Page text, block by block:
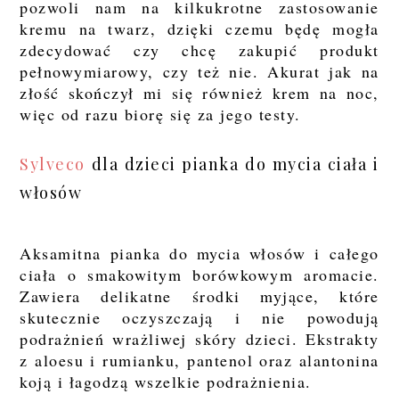
pozwoli nam na kilkukrotne zastosowanie
kremu na twarz, dzięki czemu będę mogła
zdecydować czy chcę zakupić produkt
pełnowymiarowy, czy też nie. Akurat jak na
złość skończył mi się również krem na noc,
więc od razu biorę się za jego testy.
Sylveco dla dzieci pianka do mycia ciała i
włosów
Aksamitna pianka do mycia włosów i całego
ciała o smakowitym borówkowym aromacie.
Zawiera delikatne środki myjące, które
skutecznie oczyszczają i nie powodują
podrażnień wrażliwej skóry dzieci. Ekstrakty
z aloesu i rumianku, pantenol oraz alantonina
koją i łagodzą wszelkie podrażnienia.